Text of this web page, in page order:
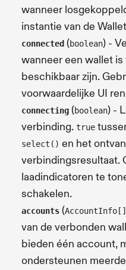
wanneer
instantie van de
connected (boolean) -
wanneer een wallet
beschikbaar zijn.
voorwaardelijke UI
connecting (boolean) -
verbinding. true
select() en het
verbindingsresultaat.
laadindicatoren te
schakelen.
accounts (AccountInfo[]
van de verbonden
bieden één account,
ondersteunen